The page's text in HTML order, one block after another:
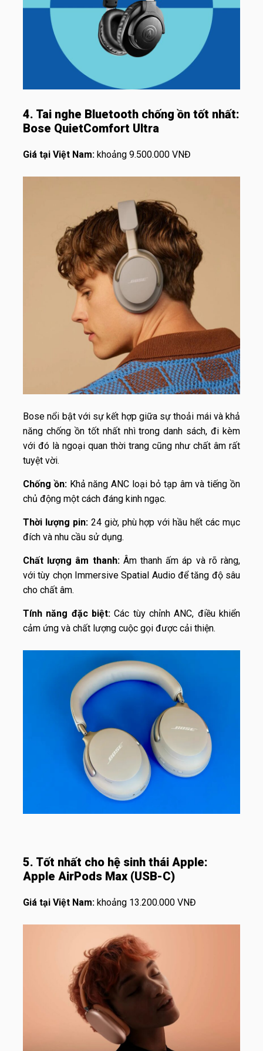
4. Tai nghe Bluetooth chống ồn tốt nhất:
Bose QuietComfort Ultra
Giá tại Việt Nam: khoảng 9.500.000 VNĐ
Bose nổi bật với sự kết hợp giữa sự thoải mái và khả
năng chống ồn tốt nhất nhì trong danh sách, đi kèm
với đó là ngoại quan thời trang cũng như chất âm rất
tuyệt vời.
Chống ồn:Khả năng ANC loại bỏ tạp âm và tiếng ồn
chủ động một cách đáng kinh ngạc.
Thời lượng pin:24 giờ, phù hợp với hầu hết các mục
đích và nhu cầu sử dụng.
Chất lượng âm thanh:Âm thanh ấm áp và rõ ràng,
với tùy chọn Immersive Spatial Audio để tăng độ sâu
cho chất âm.
Tính năng đặc biệt: Các tùy chỉnh ANC, điều khiển
cảm ứng và chất lượng cuộc gọi được cải thiện.
5. Tốt nhất cho hệ sinh thái Apple:
Apple AirPods Max (USB-C)
Giá tại Việt Nam: khoảng 13.200.000 VNĐ